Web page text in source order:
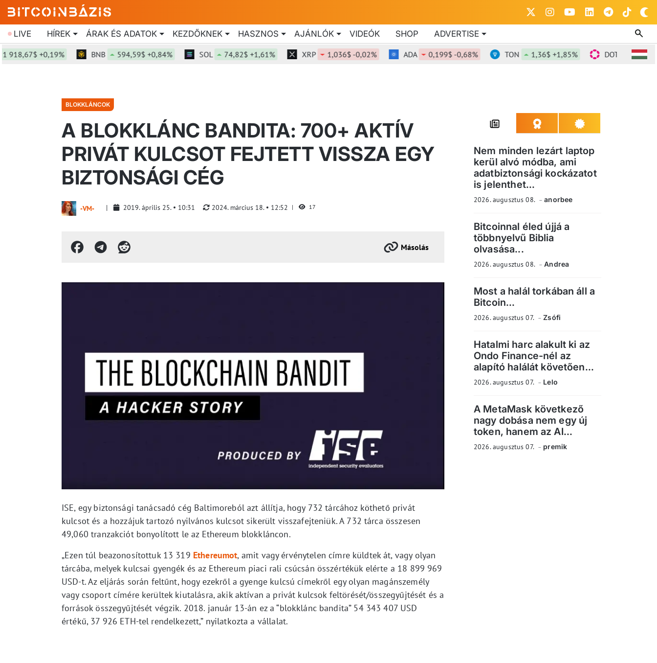
LIVE HÍREK ÁRAK ÉS ADATOK KEZDŐKNEK HASZNOS AJÁNLÓK VIDEÓK SHOP ADVERTISE
+0,19% BNB 594,59$ +0,84% SOL 74,82$ +1,61% XRP 1,036$ -0,02% ADA 0,199$ -0,68% TON 1,36$ +1,85% DOT 0,817$
BLOKKLÁNCOK
A BLOKKLÁNC BANDITA: 700+ AKTÍV
PRIVÁT KULCSOT FEJTETT VISSZA EGY
BIZTONSÁGI CÉG
-VM- 2019. április 25. 10:31 2024. március 18. 12:52 17
Másolás
ISE, egy biztonsági tanácsadó cég Baltimoreból azt állítja, hogy 732 tárcához köthető privát
kulcsot és a hozzájuk tartozó nyilvános kulcsot sikerült visszafejteniük. A 732 tárca összesen
49,060 tranzakciót bonyolított le az Ethereum blokkláncon.
„Ezen túl beazonosítottuk 13 319 Ethereumot, amit vagy érvénytelen címre küldtek át, vagy olyan
tárcába, melyek kulcsai gyengék és az Ethereum piaci rali csúcsán összértékük elérte a 18 899 969
USD-t. Az eljárás során feltűnt, hogy ezekről a gyenge kulcsú címekről egy olyan magánszemély
vagy csoport címére kerültek kiutalásra, akik aktívan a privát kulcsok feltörését/összegyűjtését és a
források összegyűjtését végzik. 2018. január 13-án ez a “blokklánc bandita” 54 343 407 USD
értékű, 37 926 ETH-tel rendelkezett,” nyilatkozta a vállalat.
Nem minden lezárt laptop
kerül alvó módba, ami
adatbiztonsági kockázatot
is jelenthet...
2026. augusztus 08. anorbee
Bitcoinnal éled újjá a
többnyelvű Biblia
olvasása...
2026. augusztus 08. Andrea
Most a halál torkában áll a
Bitcoin...
2026. augusztus 07. Zsófi
Hatalmi harc alakult ki az
Ondo Finance-nél az
alapító halálát követően...
2026. augusztus 07. Lelo
A MetaMask következő
nagy dobása nem egy új
token, hanem az AI...
2026. augusztus 07. premik